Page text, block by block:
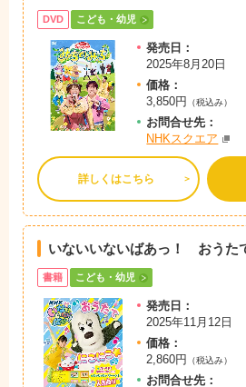
DVD こども・幼児
発売日：
2025年8月20日
価格：
3,850円
（税込み）
お問合せ先：
NHKスクエア
詳しくはこちら
いないいないばあっ！ おう
書籍 こども・幼児
発売日：
2025年11月12日
価格：
2,860円
（税込み）
お問合せ先：